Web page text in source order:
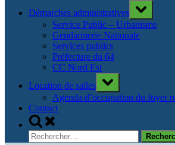
Démarches administratives
Toggle
sub-
menu
Service Public – Urbanisme
Gendarmerie Nationale
Services publics
Préfecture du 64
CC Nord Est
Location de salles
Toggle
sub-
menu
Agenda d’occupation du foyer
Contact
Toggle
search
form
Rechercher :